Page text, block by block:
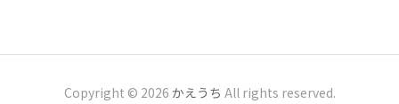
Copyright © 2026 かえうち All rights reserved.